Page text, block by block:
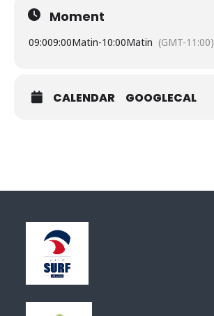
Moment
09:009:00Matin-10:00Matin (GMT-11:00)
CALENDAR GOOGLECAL